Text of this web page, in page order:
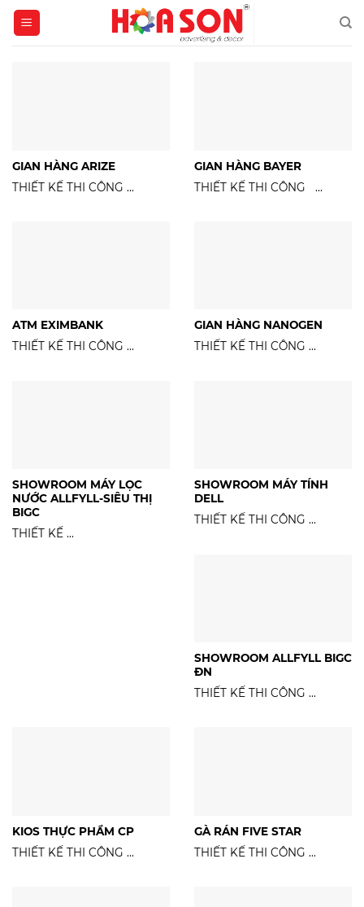
Skip
content
GIAN HÀNG ARIZE
THIẾT KẾ THI CÔNG ...
GIAN HÀNG BAYER
THIẾT KẾ THI CÔNG ...
ATM EXIMBANK
THIẾT KẾ THI CÔNG ...
GIAN HÀNG NANOGEN
THIẾT KẾ THI CÔNG ...
SHOWROOM MÁY LỌC
NƯỚC ALLFYLL-SIÊU THỊ
BIGC
THIẾT KẾ ...
SHOWROOM MÁY TÍNH
DELL
THIẾT KẾ THI CÔNG ...
SHOWROOM ALLFYLL BIGC
ĐN
THIẾT KẾ THI CÔNG ...
KIOS THỰC PHẨM CP
THIẾT KẾ THI CÔNG ...
GÀ RÁN FIVE STAR
THIẾT KẾ THI CÔNG ...